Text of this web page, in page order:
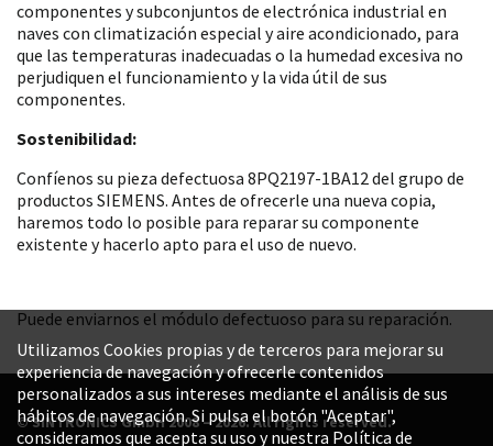
componentes y subconjuntos de electrónica industrial en
naves con climatización especial y aire acondicionado, para
que las temperaturas inadecuadas o la humedad excesiva no
perjudiquen el funcionamiento y la vida útil de sus
componentes.
Sostenibilidad:
Confíenos su pieza defectuosa 8PQ2197-1BA12 del grupo de
productos SIEMENS. Antes de ofrecerle una nueva copia,
haremos todo lo posible para reparar su componente
existente y hacerlo apto para el uso de nuevo.
Puede enviarnos el módulo defectuoso para su reparación.
© SINTRONICS GmbH 2008 – 2026. All rights reserved.
Utilizamos Cookies propias y de terceros para mejorar su
experiencia de navegación y ofrecerle contenidos
personalizados a sus intereses mediante el análisis de sus
hábitos de navegación. Si pulsa el botón "Aceptar",
consideramos que acepta su uso y nuestra Política de